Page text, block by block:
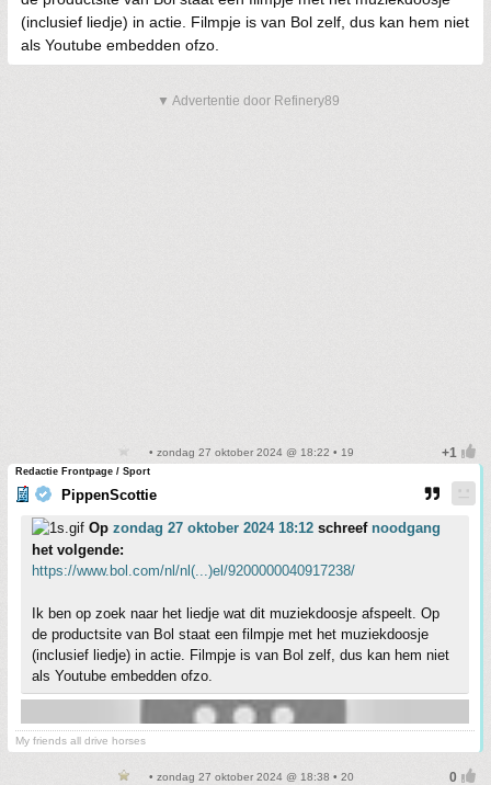
(inclusief liedje) in actie. Filmpje is van Bol zelf, dus kan hem niet
als Youtube embedden ofzo.
▼ Advertentie door Refinery89
• zondag 27 oktober 2024 @ 18:22 • 19
Redactie Frontpage / Sport
PippenScottie
Op zondag 27 oktober 2024 18:12 schreef noodgang
het volgende:
https://www.bol.com/nl/nl(...)el/9200000040917238/
Ik ben op zoek naar het liedje wat dit muziekdoosje afspeelt. Op
de productsite van Bol staat een filmpje met het muziekdoosje
(inclusief liedje) in actie. Filmpje is van Bol zelf, dus kan hem niet
als Youtube embedden ofzo.
My friends all drive horses
• zondag 27 oktober 2024 @ 18:38 • 20